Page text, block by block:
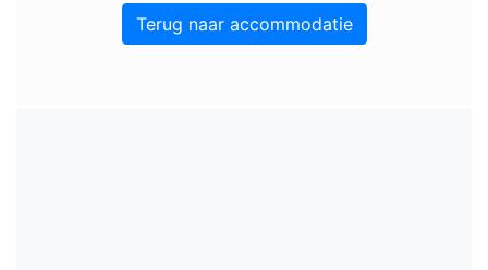
Terug naar accommodatie